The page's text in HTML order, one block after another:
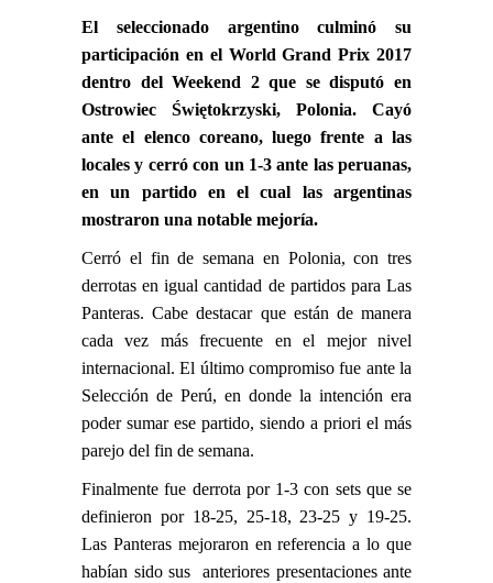
El seleccionado argentino culminó su
participación en el World Grand Prix 2017
dentro del Weekend 2 que se disputó en
Ostrowiec Świętokrzyski, Polonia. Cayó
ante el elenco coreano, luego frente a las
locales y cerró con un 1-3 ante las peruanas,
en un partido en el cual las argentinas
mostraron una notable mejoría.
Cerró el fin de semana en Polonia, con tres
derrotas en igual cantidad de partidos para Las
Panteras. Cabe destacar que están de manera
cada vez más frecuente en el mejor nivel
internacional. El último compromiso fue ante la
Selección de Perú, en donde la intención era
poder sumar ese partido, siendo a priori el más
parejo del fin de semana.
Finalmente fue derrota por 1-3 con sets que se
definieron por 18-25, 25-18, 23-25 y 19-25.
Las Panteras mejoraron en referencia a lo que
habían sido sus anteriores presentaciones ante